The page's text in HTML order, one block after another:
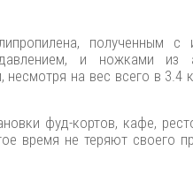
полученным с
и ножками из
на вес всего в 3.4
фуд-кортов, кафе,
время не теряют своего